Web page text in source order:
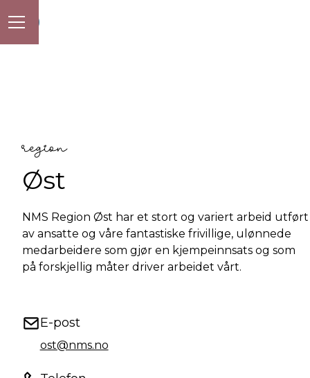
region
Øst
NMS Region Øst har et stort og variert arbeid utført
av ansatte og våre fantastiske frivillige, ulønnede
medarbeidere som gjør en kjempeinnsats og som
på forskjellig måter driver arbeidet vårt.
E-post
ost@nms.no